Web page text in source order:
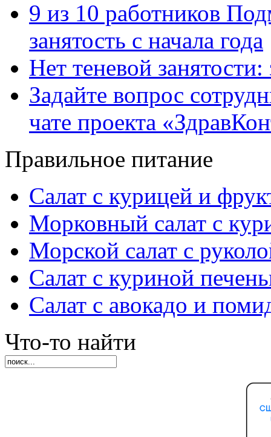
9 из 10 работников
занятость с начала года
Нет теневой
Задайте вопрос
чате проекта
Правильное питание
Салат с курицей и
Морковный салат с
Морской салат с
Салат с куриной
Салат с авокадо и
Что-то найти